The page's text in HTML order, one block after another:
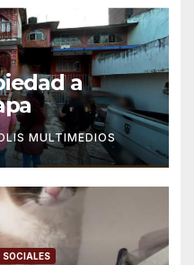
a
MULTIMEDIOS
SOCIALES